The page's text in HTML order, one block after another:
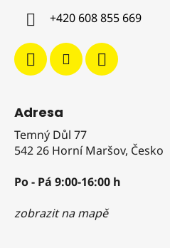
+420 608 855 669
Adresa
Temný Důl 77
542 26 Horní Maršov, Česko
Po - Pá 9:00-16:00 h
zobrazit na mapě